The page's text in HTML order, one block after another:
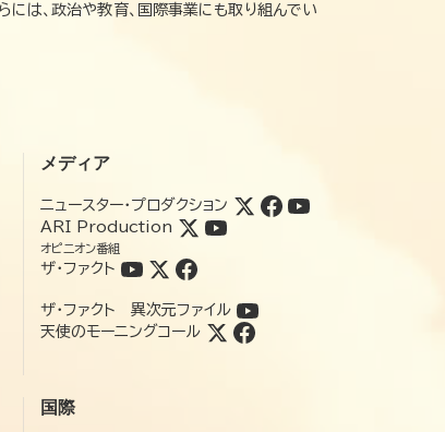
は、政治や教育、国際事業にも取り組んでい
メディア
ニュースター・プロダクション
ARI Production
オピニオン番組
ザ・ファクト
ザ・ファクト 異次元ファイル
天使のモーニングコール
国際